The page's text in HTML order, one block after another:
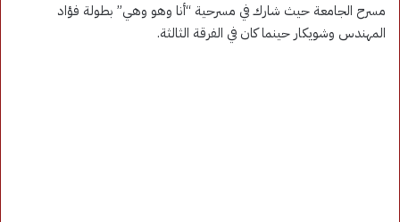
مسرح الجامعة حيث شارك في مسرحية “أنا وهو وهي” بطولة فؤاد
المهندس وشويكار حينما كان في الفرقة الثالثة.